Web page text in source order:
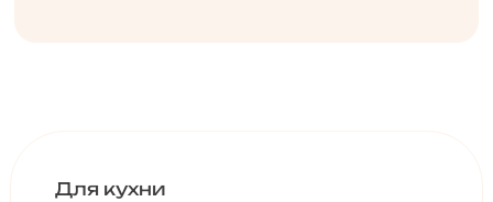
Для кухни